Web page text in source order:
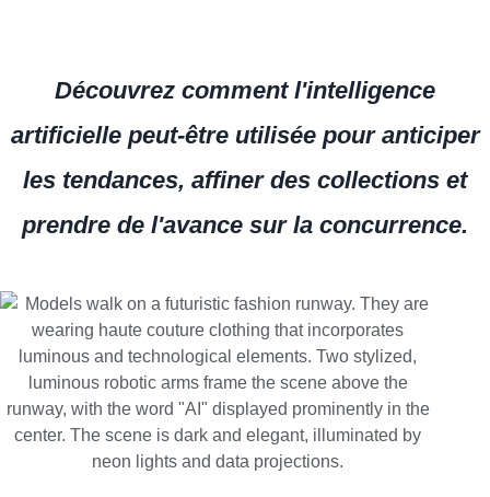
Découvrez comment l'intelligence
artificielle peut-être utilisée pour anticiper
les tendances, affiner des collections et
prendre de l'avance sur la concurrence.